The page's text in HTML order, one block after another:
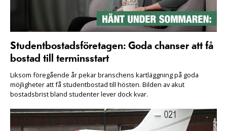
Studentbostadsföretagen: Goda chanser att få
bostad till terminsstart
Liksom föregående år pekar branschens kartläggning på goda
möjligheter att få studentbostad till hösten. Bilden av akut
bostadsbrist bland studenter lever dock kvar.